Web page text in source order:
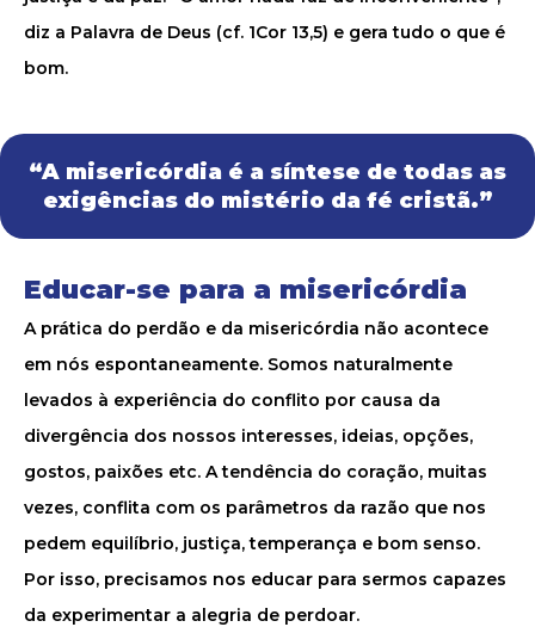
diz a Palavra de Deus (cf. 1Cor 13,5) e gera tudo o que é
bom.
“A misericórdia é a síntese de todas as
exigências do mistério da fé cristã.”
Educar-se para a misericórdia
A prática do perdão e da misericórdia não acontece
em nós espontaneamente. Somos naturalmente
levados à experiência do conflito por causa da
divergência dos nossos interesses, ideias, opções,
gostos, paixões etc. A tendência do coração, muitas
vezes, conflita com os parâmetros da razão que nos
pedem equilíbrio, justiça, temperança e bom senso.
Por isso, precisamos nos educar para sermos capazes
da experimentar a alegria de perdoar.